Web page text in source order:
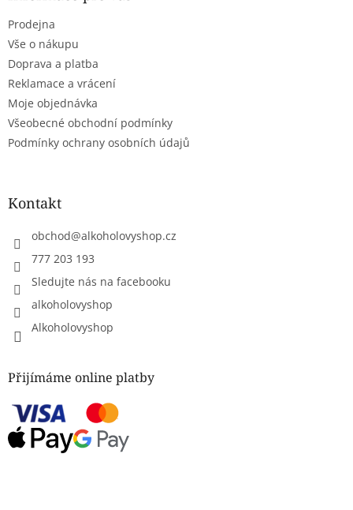
p
i
Prodejna
Vše o nákupu
Doprava a platba
Reklamace a vrácení
Moje objednávka
Všeobecné obchodní podmínky
Podmínky ochrany osobních údajů
Kontakt
obchod@alkoholovyshop.cz
777 203 193
Sledujte nás na facebooku
alkoholovyshop
Alkoholovyshop
Přijímáme online platby